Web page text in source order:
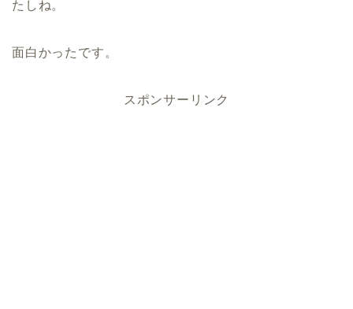
たしね。
面白かったです。
スポンサーリンク